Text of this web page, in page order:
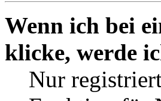
Wenn ich bei
klicke, werde
Nur